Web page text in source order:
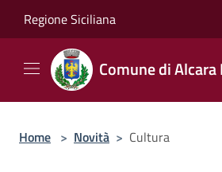
Regione Siciliana
Comune di Alcara
Home > Novità > Cultura